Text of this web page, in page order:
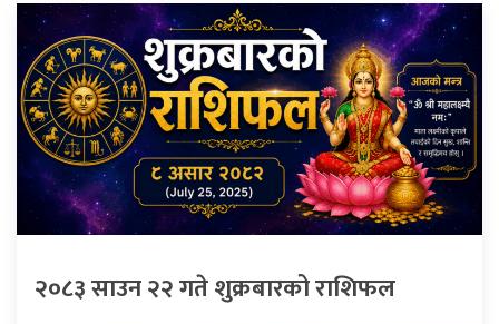
२०८३ साउन २२ गते शुक्रबारको राशिफल